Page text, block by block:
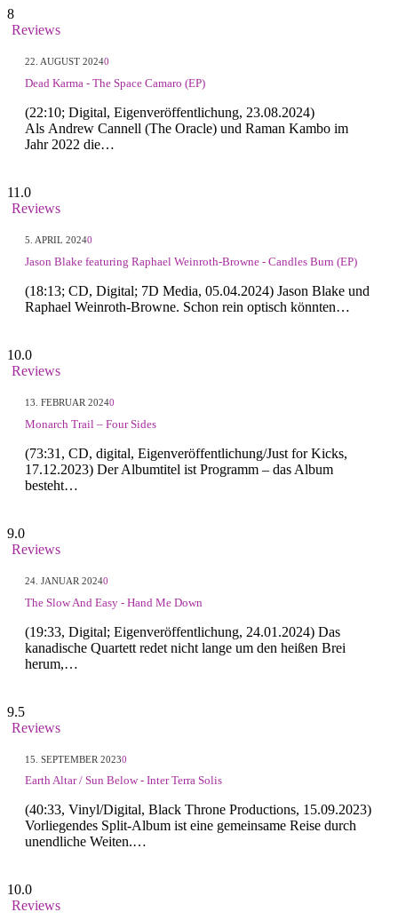
8
Reviews
22. AUGUST 20240
Dead Karma - The Space Camaro (EP)
(22:10; Digital, Eigenveröffentlichung, 23.08.2024)
Als Andrew Cannell (The Oracle) und Raman Kambo im
Jahr 2022 die…
11.0
Reviews
5. APRIL 20240
Jason Blake featuring Raphael Weinroth-Browne - Candles Burn (EP)
(18:13; CD, Digital; 7D Media, 05.04.2024) Jason Blake und
Raphael Weinroth-Browne. Schon rein optisch könnten…
10.0
Reviews
13. FEBRUAR 20240
Monarch Trail – Four Sides
(73:31, CD, digital, Eigenveröffentlichung/Just for Kicks,
17.12.2023) Der Albumtitel ist Programm – das Album
besteht…
9.0
Reviews
24. JANUAR 20240
The Slow And Easy - Hand Me Down
(19:33, Digital; Eigenveröffentlichung, 24.01.2024) Das
kanadische Quartett redet nicht lange um den heißen Brei
herum,…
9.5
Reviews
15. SEPTEMBER 20230
Earth Altar / Sun Below - Inter Terra Solis
(40:33, Vinyl/Digital, Black Throne Productions, 15.09.2023)
Vorliegendes Split-Album ist eine gemeinsame Reise durch
unendliche Weiten.…
10.0
Reviews